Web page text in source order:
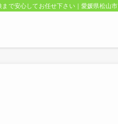
で安心してお任せ下さい｜愛媛県松山市